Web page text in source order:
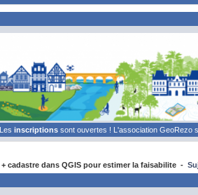
Les inscriptions sont ouvertes ! L'association GeoRezo
cadastre dans QGIS pour estimer la faisabilite -